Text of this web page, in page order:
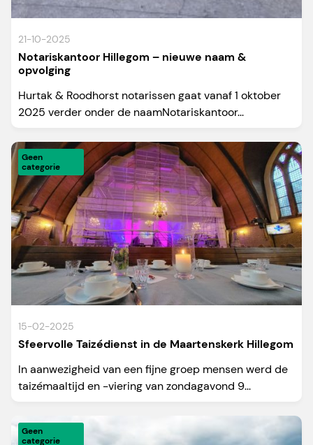
21-10-2025
Notariskantoor Hillegom – nieuwe naam &
opvolging
Hurtak & Roodhorst notarissen gaat vanaf 1 oktober
2025 verder onder de naamNotariskantoor...
Geen
categorie
15-02-2025
Sfeervolle Taizédienst in de Maartenskerk Hillegom
In aanwezigheid van een fijne groep mensen werd de
taizémaaltijd en -viering van zondagavond 9...
Geen
categorie